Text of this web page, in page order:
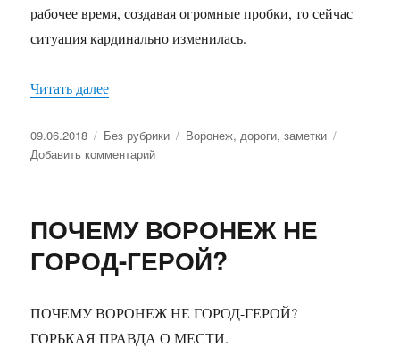
рабочее время, создавая огромные пробки, то сейчас
ситуация кардинально изменилась.
Читать далее
Опубликовано
09.06.2018 Рубрики
Без рубрики Метки
Воронеж,дороги,заметки
Добавить комментарий
ПОЧЕМУ ВОРОНЕЖ НЕ
ГОРОД-ГЕРОЙ?
ПОЧЕМУ ВОРОНЕЖ НЕ ГОРОД-ГЕРОЙ?
ГОРЬКАЯ ПРАВДА О МЕСТИ.